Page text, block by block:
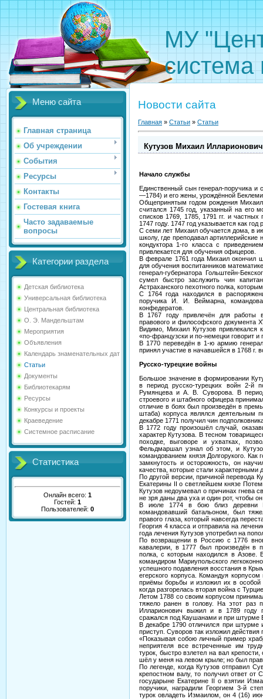
МУ
система
Меню сайта
Главная страница
Об учреждении
События
Ресурсы
Контакты
Гостевая книга
Часто задаваемые
вопросы
Категории раздела
Детская библиотека
Универсальная библиотека
Центральная библиотека
О. Э. Мандельштам
Мероприятия
Объявления
Календарь знаменательных дат
Статьи
Документы
Библиотекарям
Ресурсы
Конкурсы и проекты
Краеведение
Системное расписание
Статистика
Онлайн всего: 1
Гостей: 1
Пользователей: 0
Новости сайта
Главная » Статьи » Статьи
Кутузов Михаил Илларионович
Начало службы
Единственный сын генерал-поручика и
—1784) и его жены, урождённой
Общепринятым годом рождения
считался 1745 год, указанный на его
списков 1769, 1785, 1791 гг. и
1747 году. 1747 год указывается как
С семи лет Михаил обучается дома, в
школу, где преподавал артиллерийские
кондуктора 1-го класса с
привлекается для обучения офицеров.
В феврале 1761 года Михаил окончил
для обучения воспитанников
генерал-губернатора Гольштейн-
сумел быстро заслужить чин
Астраханского пехотного полка,
С 1764 года находился в
поручика И. И. Веймарна,
конфедератов.
В 1767 году привлечён для работы
правового и философского документа
Видимо, Михаил Кутузов привлекался
«по-французски и по-немецки говорит
В 1770 переведён в 1-ю армию
принял участие в начавшейся в 1768 г.
Русско-турецкие войны
Большое значение в формировании
в период русско-турецких войн 2-й
Румянцева и А. В. Суворова. В
строевого и штабного офицера
отличие в боях был произведён в
штаба) корпуса являлся деятельным
декабре 1771 получил чин
В 1772 году произошёл случай,
характер Кутузова. В тесном
походке, выговоре и ухватках,
Фельдмаршал узнал об этом, и
командованием князя Долгорукого. Как
замкнутость и осторожность, он
качества, которые стали характерными
По другой версии, причиной перевода
Екатерины II о светлейшем князе
Кутузов недоумевал о причинах гнева
не зря даны два уха и один рот, чтобы
В июле 1774 в бою близ деревни
командовавший батальоном, был
правого глаза, который навсегда
Георгия 4 класса и отправила на
года лечения Кутузов употребил на
По возвращении в Россию с 1776
кавалерии, в 1777 был произведён в
полка, с которым находился в Азове.
командиром Мариупольского
успешного подавления восстания в
егерского корпуса. Командуя
приёмы борьбы и изложил их в особой
когда разгорелась вторая война с
Летом 1788 со своим корпусом
тяжело ранен в голову. На этот раз
Илларионович выжил и в 1789 году
сражался под Каушанами и при штурме
В декабре 1790 отличился при
приступ. Суворов так изложил действия
«Показывая собою личный пример
неприятеля все встреченные им
турок, быстро взлетел на вал
шёл у меня на левом крыле; но был
По легенде, когда Кутузов отправил
крепостном валу, то получил ответ от
государыне Екатерине II о взятии
поручики, наградили Георгием 3-й
турок овладеть Измаилом, он 4 (16)